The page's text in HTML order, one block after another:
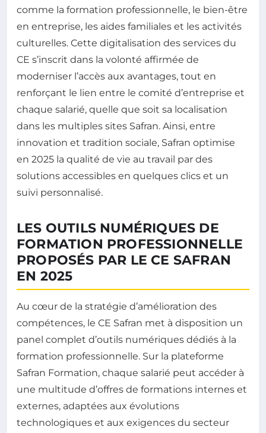
comme la formation professionnelle, le bien-être
en entreprise, les aides familiales et les activités
culturelles. Cette digitalisation des services du
CE s’inscrit dans la volonté affirmée de
moderniser l’accès aux avantages, tout en
renforçant le lien entre le comité d’entreprise et
chaque salarié, quelle que soit sa localisation
dans les multiples sites Safran. Ainsi, entre
innovation et tradition sociale, Safran optimise
en 2025 la qualité de vie au travail par des
solutions accessibles en quelques clics et un
suivi personnalisé.
LES OUTILS NUMÉRIQUES DE
FORMATION PROFESSIONNELLE
PROPOSÉS PAR LE CE SAFRAN
EN 2025
Au cœur de la stratégie d’amélioration des
compétences, le CE Safran met à disposition un
panel complet d’outils numériques dédiés à la
formation professionnelle. Sur la plateforme
Safran Formation, chaque salarié peut accéder à
une multitude d’offres de formations internes et
externes, adaptées aux évolutions
technologiques et aux exigences du secteur